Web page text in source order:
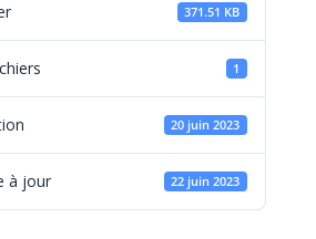
371.51 KB
1
20 juin 2023
à jour 22 juin 2023